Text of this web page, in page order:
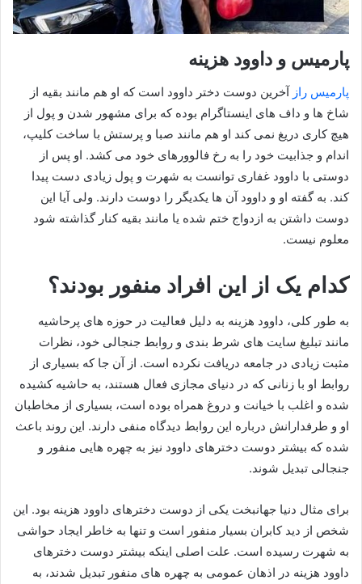
پارمیس و داوود هزینه
پارمیس راز آخرین دوست دختر داوود است که او هم مانند بقیه از
شاخ ها و داف های اینستاگرام بوده که برای مشهور شدن و پول از
هیچ کاری دریغ نمی کند او هم مانند صبا و پرستش با ساخت کلیپ،
اندام و جذابیت خود را به رخ فالوورهای خود می کشد. او پس از
دوستی با داوود غفاری توانست به شهرت و پول زیادی دست پیدا
کند. به گفته او و داوود آن ها یکدیگر را دوست دارند. ولی آیا این
دوست داشتن به ازدواج ختم شده یا مانند بقیه کنار گذاشته شود
معلوم نیست.
کدام یک از این افراد منفور بودند؟
به طور کلی، داوود هزینه به دلیل فعالیت در حوزه‌ های پرحاشیه
مانند تبلیغ سایت‌ های شرط‌ بندی و روابط جنجالی خود، نظرات
مثبت زیادی در جامعه دریافت نکرده است. از آن جا که بسیاری از
روابط او با زنانی که در دنیای مجازی فعال هستند، به حاشیه کشیده
شده و اغلب با خیانت و دروغ همراه بوده است، بسیاری از مخاطبان
او و طرفدارانش درباره این روابط دیدگاه منفی دارند. این روند باعث
شده که بیشتر دوست‌ دخترهای داوود نیز به چهره‌ هایی منفور و
جنجالی تبدیل شوند.
برای مثال دنیا جهانبخت یکی از دوست دخترهای داوود هزینه بود. این
شخص از دید کابران بسیار منفور است و تنها به خاطر ایجاد حواشی
به شهرت رسیده است. علت اصلی اینکه بیشتر دوست دخترهای
داوود هزینه در اذهان عمومی به چهره‌ های منفور تبدیل شدند، به